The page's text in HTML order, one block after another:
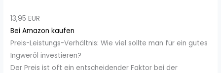
13,95 EUR
Bei Amazon kaufen
Preis-Leistungs-Verhältnis: Wie viel sollte man für ein gutes
Ingweröl investieren?
Der Preis ist oft ein entscheidender Faktor bei der